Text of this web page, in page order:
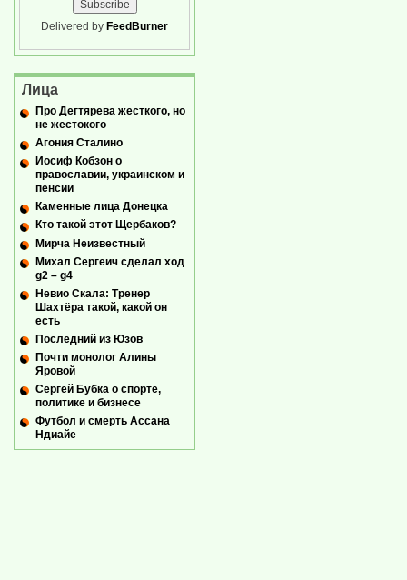
Delivered by FeedBurner
Лица
Про Дегтярева жесткого, но
не жестокого
Агония Сталино
Иосиф Кобзон о
православии, украинском и
пенсии
Каменные лица Донецка
Кто такой этот Щербаков?
Мирча Неизвестный
Михал Сергеич сделал ход
g2 – g4
Невио Скала: Тренер
Шахтёра такой, какой он
есть
Последний из Юзов
Почти монолог Алины
Яровой
Сергей Бубка о спорте,
политике и бизнесе
Футбол и смерть Ассана
Ндиайе